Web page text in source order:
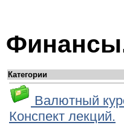
Категории
Валютный
Конспект лекций.